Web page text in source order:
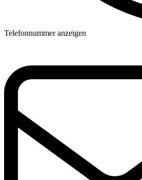
Telefonnummer anzeigen